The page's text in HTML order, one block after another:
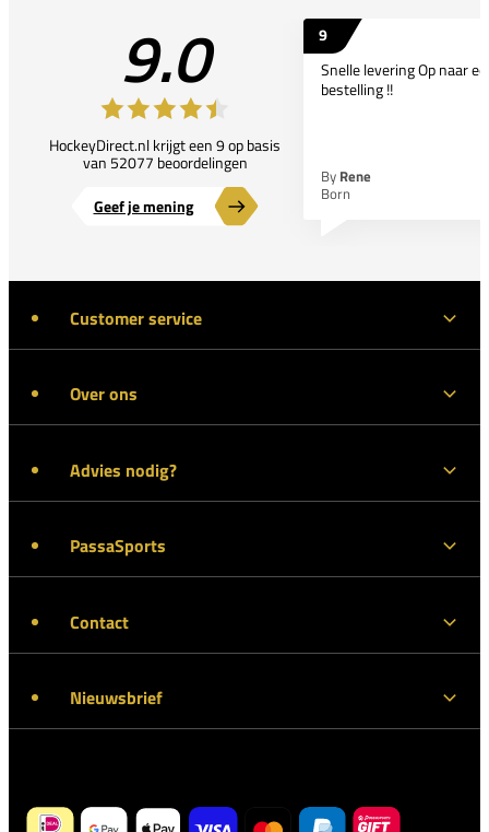
9.0
HockeyDirect.nl krijgt een 9 op basis
van 52077 beoordelingen
Geef je mening
9
Snelle levering Op naar
bestelling !!
By Rene
Born
Customer service
Over ons
Advies nodig?
PassaSports
Contact
Nieuwsbrief